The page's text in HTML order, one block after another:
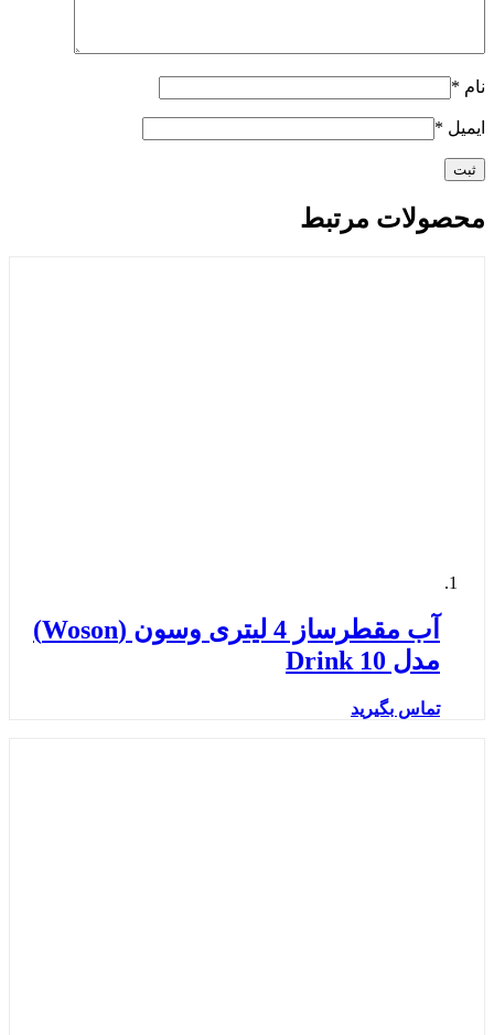
نام *
ایمیل *
محصولات مرتبط
آب مقطرساز 4 لیتری وسون (Woson)
مدل Drink 10
تماس بگیرید